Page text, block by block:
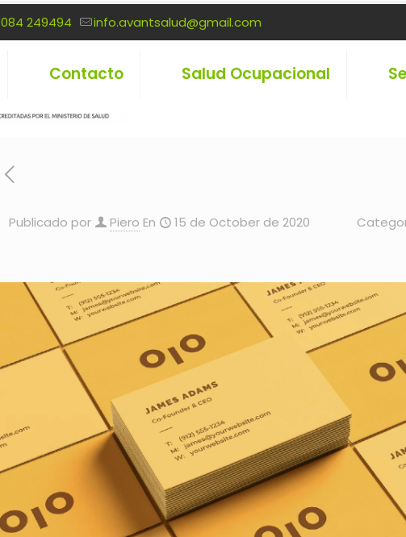
084 249494 info.avantsalud@gmail.com
Contacto Salud Ocupacional
Publicado por Piero En 15 de October de 2020